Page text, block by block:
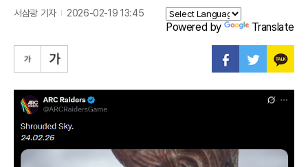
서삼광 기자 2026-02-19 13:45
Powered by Translate